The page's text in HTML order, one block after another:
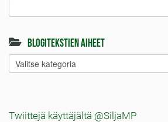
Blogitekstien aiheet
Blogitekstien
aiheet
Twiittejä käyttäjältä @SiljaMP